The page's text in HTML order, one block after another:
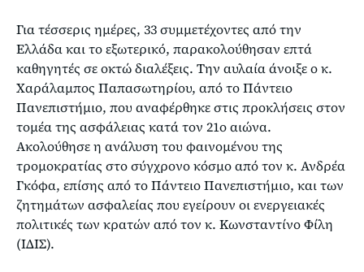
Για τέσσερις ημέρες, 33 συμμετέχοντες από την
Ελλάδα και το εξωτερικό, παρακολούθησαν επτά
καθηγητές σε οκτώ διαλέξεις. Την αυλαία άνοιξε ο κ.
Χαράλαμπος Παπασωτηρίου, από το Πάντειο
Πανεπιστήμιο, που αναφέρθηκε στις προκλήσεις στον
τομέα της ασφάλειας κατά τον 21ο αιώνα.
Ακολούθησε η ανάλυση του φαινομένου της
τρομοκρατίας στο σύγχρονο κόσμο από τον κ. Ανδρέα
Γκόφα, επίσης από το Πάντειο Πανεπιστήμιο, και των
ζητημάτων ασφαλείας που εγείρουν οι ενεργειακές
πολιτικές των κρατών από τον κ. Κωνσταντίνο Φίλη
(ΙΔΙΣ).